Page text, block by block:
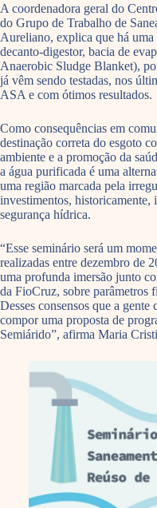
A coordenadora geral do
do Grupo de Trabalho de
Aureliano, explica que há uma
decanto-digestor, bacia de
Anaerobic Sludge Blanket),
já vêm sendo testadas, nos
ASA e com ótimos resultados.
Como consequências em
destinação correta do esgoto
ambiente e a promoção da
a água purificada é uma
uma região marcada pela
investimentos, historicamente,
segurança hídrica.
“Esse seminário será um
realizadas entre dezembro de
uma profunda imersão junto
da FioCruz, sobre parâmetros
Desses consensos que a
compor uma proposta de
Semiárido”, afirma Maria